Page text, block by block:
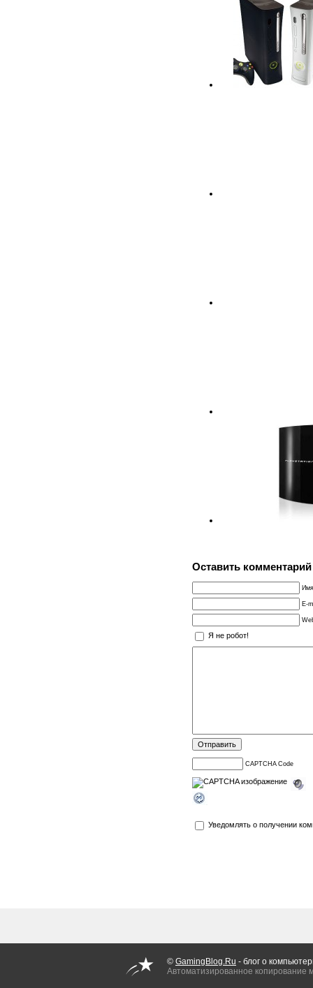
Оставить комментарий
E-
Я не робот!
CAPTCHA Code
Уведомлять о получении
© GamingBlog.Ru - блог о
Автоматизированное копирование